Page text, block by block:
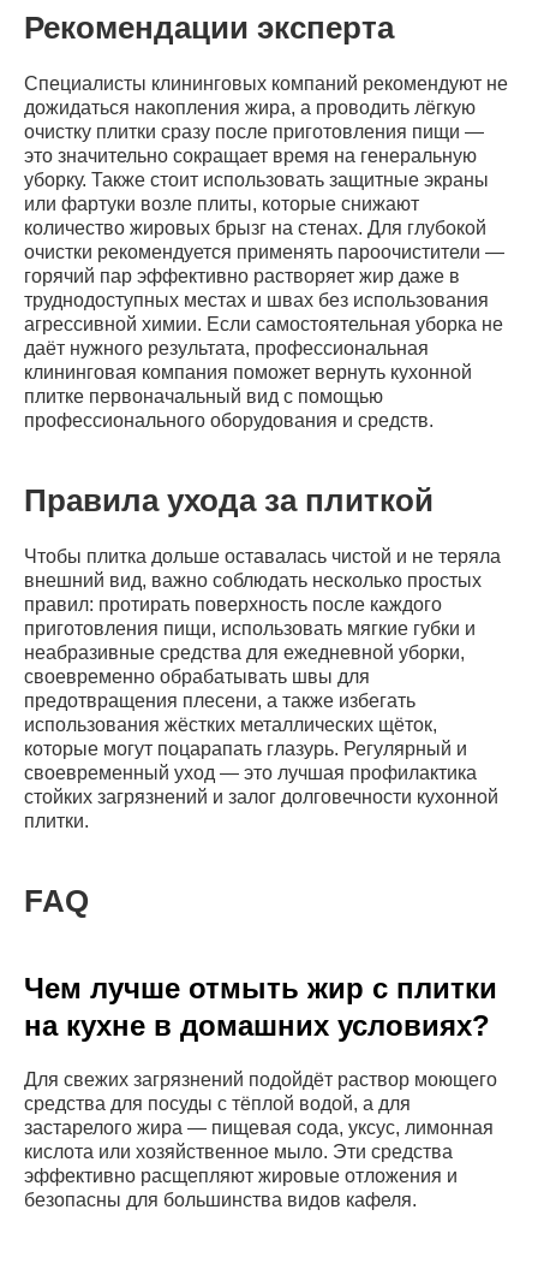
Рекомендации эксперта
Специалисты клининговых компаний рекомендуют не
дожидаться накопления жира, а проводить лёгкую
очистку плитки сразу после приготовления пищи —
это значительно сокращает время на генеральную
уборку. Также стоит использовать защитные экраны
или фартуки возле плиты, которые снижают
количество жировых брызг на стенах. Для глубокой
очистки рекомендуется применять пароочистители —
горячий пар эффективно растворяет жир даже в
труднодоступных местах и швах без использования
агрессивной химии. Если самостоятельная уборка не
даёт нужного результата, профессиональная
клининговая компания поможет вернуть кухонной
плитке первоначальный вид с помощью
профессионального оборудования и средств.
Правила ухода за плиткой
Чтобы плитка дольше оставалась чистой и не теряла
внешний вид, важно соблюдать несколько простых
правил: протирать поверхность после каждого
приготовления пищи, использовать мягкие губки и
неабразивные средства для ежедневной уборки,
своевременно обрабатывать швы для
предотвращения плесени, а также избегать
использования жёстких металлических щёток,
которые могут поцарапать глазурь. Регулярный и
своевременный уход — это лучшая профилактика
стойких загрязнений и залог долговечности кухонной
плитки.
FAQ
Чем лучше отмыть жир с плитки
на кухне в домашних условиях?
Для свежих загрязнений подойдёт раствор моющего
средства для посуды с тёплой водой, а для
застарелого жира — пищевая сода, уксус, лимонная
кислота или хозяйственное мыло. Эти средства
эффективно расщепляют жировые отложения и
безопасны для большинства видов кафеля.